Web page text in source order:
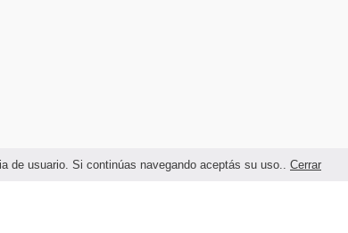
de usuario. Si continúas navegando aceptás su uso.. Cerrar